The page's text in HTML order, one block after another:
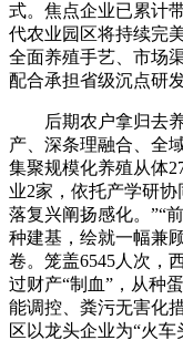
式。焦点企业已累计
代农业园区将持续完
全面养殖手艺、市场
配合承担省级沉点研
后期农户拿归去养
产、深条理融合、全
集聚规模化养殖从体
业2家，依托产学研
落复兴阐扬感化。”“
种建基，绘就一幅兼
卷。笼盖6545人次，
过财产“制血”，从种
能调控、粪污无害化
区以龙头企业为“火车